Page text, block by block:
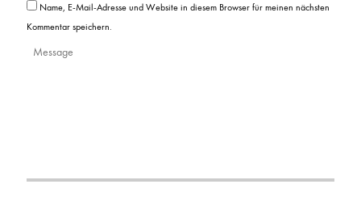
Name, E-Mail-Adresse und Website in diesem Browser für meinen nächsten
Kommentar speichern.